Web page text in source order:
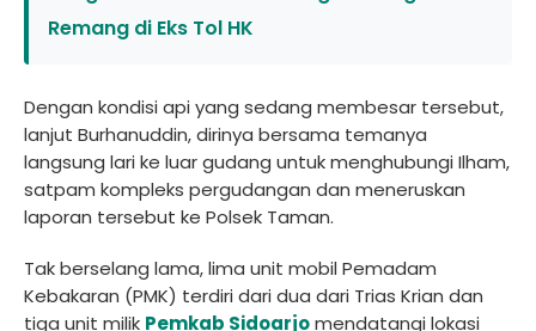
Remang di Eks Tol HK
Dengan kondisi api yang sedang membesar tersebut,
lanjut Burhanuddin, dirinya bersama temanya
langsung lari ke luar gudang untuk menghubungi Ilham,
satpam kompleks pergudangan dan meneruskan
laporan tersebut ke Polsek Taman.
Tak berselang lama, lima unit mobil Pemadam
Kebakaran (PMK) terdiri dari dua dari Trias Krian dan
tiga unit milik Pemkab Sidoarjomendatangi lokasi